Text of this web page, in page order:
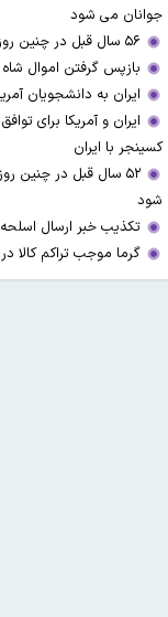
جوانان می شود
۵۶ سال قبل در چنین روزی؛ کفش ملی ایران به شوروی صادر شد
بازپس گرفتن اموال
ایران به دانشجویان
ایران و آمریکا برای
کسینجر با ایران
۵۲ سال قبل در چنین
شود
تکذیب خبر ارسال اسلحه
گرما موجب تراکم کالا